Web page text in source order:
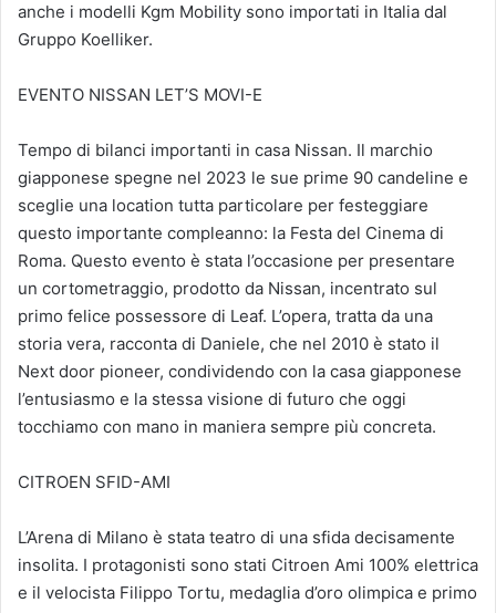
anche i modelli Kgm Mobility sono importati in Italia dal
Gruppo Koelliker.
EVENTO NISSAN LET’S MOVI-E
Tempo di bilanci importanti in casa Nissan. Il marchio
giapponese spegne nel 2023 le sue prime 90 candeline e
sceglie una location tutta particolare per festeggiare
questo importante compleanno: la Festa del Cinema di
Roma. Questo evento è stata l’occasione per presentare
un cortometraggio, prodotto da Nissan, incentrato sul
primo felice possessore di Leaf. L’opera, tratta da una
storia vera, racconta di Daniele, che nel 2010 è stato il
Next door pioneer, condividendo con la casa giapponese
l’entusiasmo e la stessa visione di futuro che oggi
tocchiamo con mano in maniera sempre più concreta.
CITROEN SFID-AMI
L’Arena di Milano è stata teatro di una sfida decisamente
insolita. I protagonisti sono stati Citroen Ami 100% elettrica
e il velocista Filippo Tortu, medaglia d’oro olimpica e primo